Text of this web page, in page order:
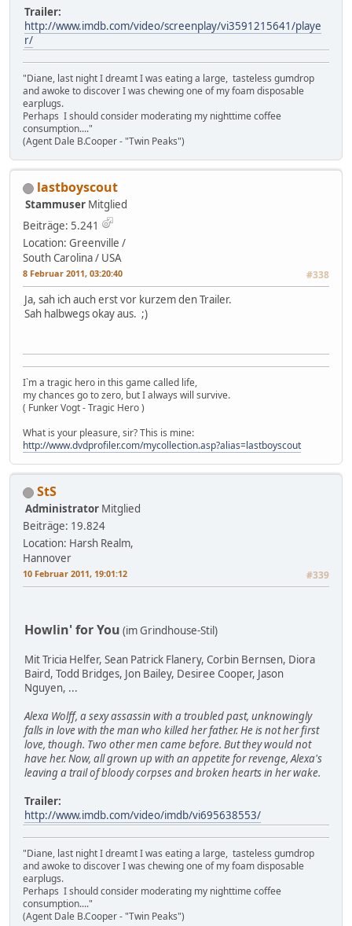
Trailer:
http://www.imdb.com/video/screenplay/vi3591215641/playe
r/
"Diane, last night I dreamt I was eating a large, tasteless gumdrop
and awoke to discover I was chewing one of my foam disposable
earplugs.
Perhaps I should consider moderating my nighttime coffee
consumption...."
(Agent Dale B.Cooper - "Twin Peaks")
lastboyscout
Stammuser Mitglied
Beiträge: 5.241
Location: Greenville /
South Carolina / USA
8 Februar 2011, 03:20:40 #338
Ja, sah ich auch erst vor kurzem den Trailer.
Sah halbwegs okay aus. ;)
I`m a tragic hero in this game called life,
my chances go to zero, but I always will survive.
( Funker Vogt - Tragic Hero )
What is your pleasure, sir? This is mine:
http://www.dvdprofiler.com/mycollection.asp?alias=lastboyscout
StS
Administrator Mitglied
Beiträge: 19.824
Location: Harsh Realm,
Hannover
10 Februar 2011, 19:01:12 #339
Howlin' for You (im Grindhouse-Stil)
Mit Tricia Helfer, Sean Patrick Flanery, Corbin Bernsen, Diora
Baird, Todd Bridges, Jon Bailey, Desiree Cooper, Jason
Nguyen, ...
Alexa Wolff, a sexy assassin with a troubled past, unknowingly
falls in love with the man who killed her father. He is not her first
love, though. Two other men came before. But they would not
have her. Now, all grown up with an appetite for revenge, Alexa's
leaving a trail of bloody corpses and broken hearts in her wake.
Trailer:
http://www.imdb.com/video/imdb/vi695638553/
"Diane, last night I dreamt I was eating a large, tasteless gumdrop
and awoke to discover I was chewing one of my foam disposable
earplugs.
Perhaps I should consider moderating my nighttime coffee
consumption...."
(Agent Dale B.Cooper - "Twin Peaks")